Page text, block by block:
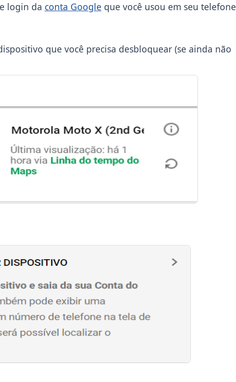
login da conta Google que você usou em seu telefone
que você precisa desbloquear (se ainda não